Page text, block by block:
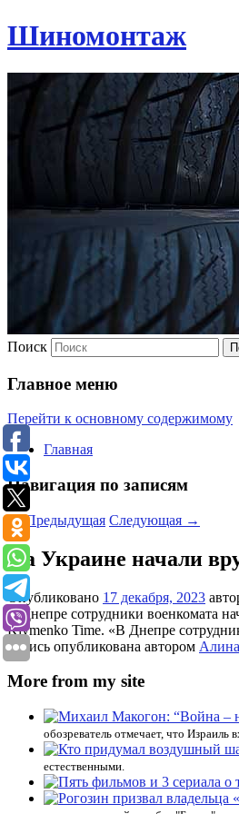
Шиномонтаж
Поиск
Главное меню
Перейти к основному содержимому
Главная
Навигация по записям
←Предыдущая Следующая →
На Украине начали
Опубликовано 17 декабря, 2023
В Днепре сотрудники военкомата
Klymenko Time. «В Днепре
Запись опубликована автором
More from my site
обозреватель отмечает, что
естественными.